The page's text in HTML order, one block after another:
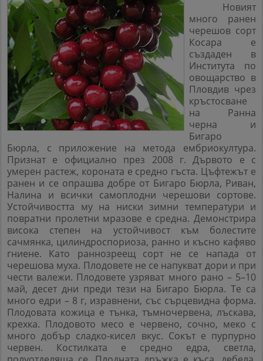
Новият
много ранен
черешов сорт
Косара е
създаден в
Института по
овощарство в
Пловдив чрез
кръстосване
на Ранна
черна и
Бигаро
Бюрла, с приложение на метода ембриокултура.
Признат е официално през 2008 г. Дървото е с
умерен растеж, короната е средно гъста. Цъфтежът е
ранен и се опрашва добре от Бигаро Бюрла, Риван,
Налина и всички самоплодни черешови сортове.
Устойчивостта му на ниски зимни температури и
повратни пролетни мразове е средна. Демонстрира
висока степен на устойчивост към болестите
сачмянка, цилиндроспориоза, ранно и късно кафяво
гниене. Като раннозреещ сорт не се напада от
черешова муха. Плодовете не се напукват дори и при
чести валежи. Плодовете узряват много рано – 5–10
май, десет дни преди тези на Бигаро Бюрла. Те са
много едри – 8 г, изравнени, със сърцевидна форма.
Плодовата кожица е тънка, тъмночервена, лъскава,
крехка. Плодовото месо е червено, сочно, меко с
много добър сладко-кисел вкус. Сокът е пурпурно
червен. Костилката е средно едра, светла,